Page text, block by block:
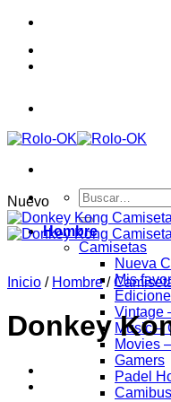
Saltar
contenido
Buscar
por:
Hombre
Camisetas
Nueva
Mis
Vintage
Music –
Movies
Gamers
Padel
Nuevo
Inicio / Hombre /
Donkey